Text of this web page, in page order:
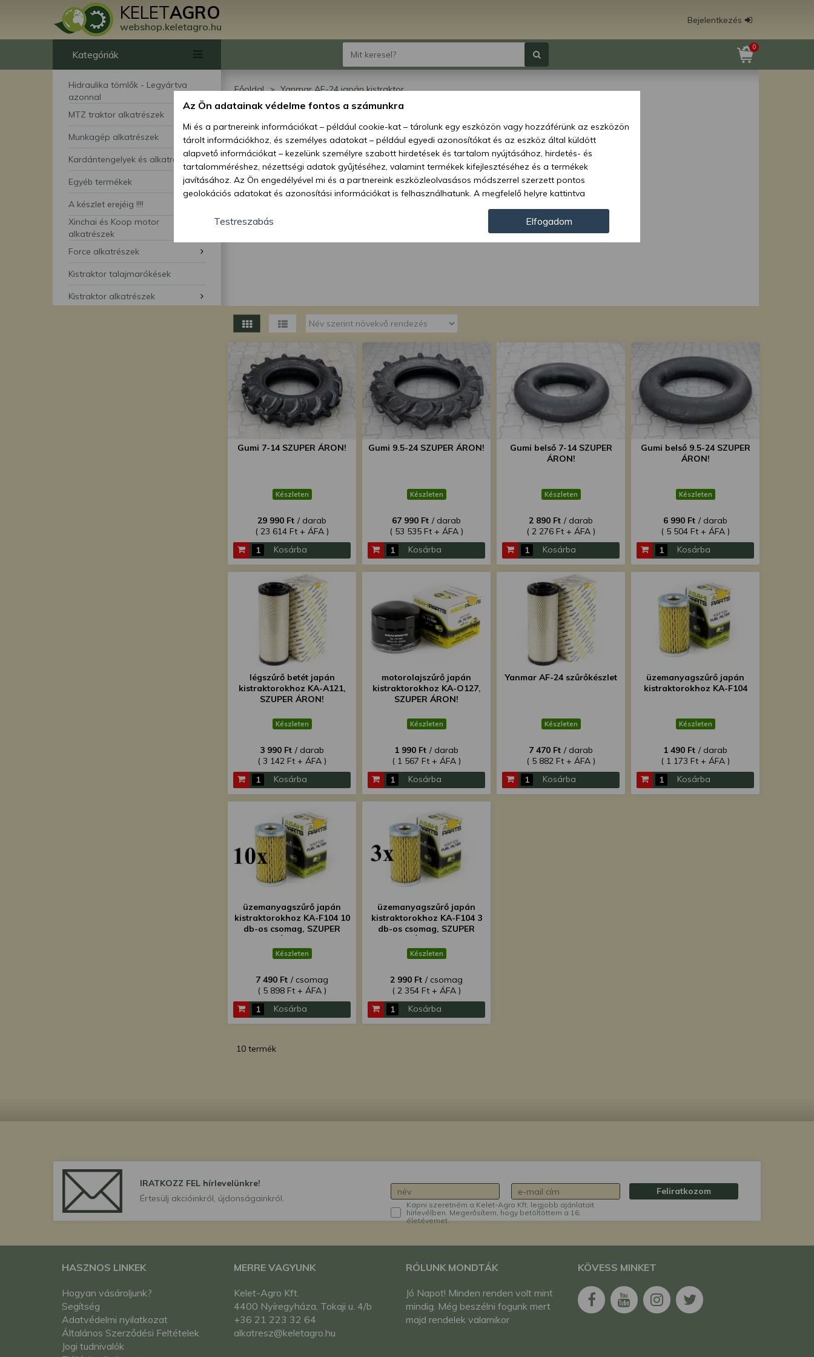
KELETAGRO
webshop.keletagro.hu
Bejelentkezés
Kategóriák
Hidraulika tömlők - Legyártva
azonnal
MTZ traktor alkatrészek
Munkagép alkatrészek
Kardántengelyek és alkatrészei
Egyéb termékek
A készlet erejéig !!!!
Xinchai és Koop motor
alkatrészek
Force alkatrészek
Kistraktor talajmarókések
Kistraktor alkatrészek
0
Főoldal Yanmar AF-24 japán kistraktor
Yanmar AF-24 japán
kistraktor
Gumi 7-14 SZUPER ÁRON!
Készleten
29 990 Ft / darab
( 23 614 Ft + ÁFA )
Kosárba
Gumi 9.5-24 SZUPER ÁRON!
Készleten
67 990 Ft / darab
( 53 535 Ft + ÁFA )
Kosárba
Gumi belső 7-14 SZUPER
ÁRON!
Készleten
2 890 Ft / darab
( 2 276 Ft + ÁFA )
Kosárba
Gumi belső 9.5-24 SZUPER
ÁRON!
Készleten
6 990 Ft / darab
( 5 504 Ft + ÁFA )
Kosárba
légszűrő betét japán
kistraktorokhoz KA-A121,
SZUPER ÁRON!
Készleten
3 990 Ft / darab
( 3 142 Ft + ÁFA )
Kosárba
motorolajszűrő japán
kistraktorokhoz KA-O127,
SZUPER ÁRON!
Készleten
1 990 Ft / darab
( 1 567 Ft + ÁFA )
Kosárba
Yanmar AF-24 szűrőkészlet
Készleten
7 470 Ft / darab
( 5 882 Ft + ÁFA )
Kosárba
üzemanyagszűrő japán
kistraktorokhoz KA-F104
Készleten
1 490 Ft / darab
( 1 173 Ft + ÁFA )
Kosárba
üzemanyagszűrő japán
kistraktorokhoz KA-F104 10
db-os csomag, SZUPER
ÁRON!
Készleten
7 490 Ft / csomag
( 5 898 Ft + ÁFA )
Kosárba
üzemanyagszűrő japán
kistraktorokhoz KA-F104 3
db-os csomag, SZUPER
ÁRON!
Készleten
2 990 Ft / csomag
( 2 354 Ft + ÁFA )
Kosárba
10 termék
IRATKOZZ FEL hírlevelünkre!
Értesülj akcióinkról, újdonságainkról.
Kapni szeretném a Kelet-Agro Kft. legjobb ajánlatait
hírlevélben. Megerősítem, hogy betöltöttem a 16.
életévemet.
Feliratkozom
HASZNOS LINKEK
Hogyan vásároljunk?
Segítség
Adatvédelmi nyilatkozat
Általános Szerződési Feltételek
Jogi tudnivalók
MERRE VAGYUNK
Kelet-Agro Kft.
4400 Nyíregyháza, Tokaji u. 4/b
+36 21 223 32 64
alkatresz@keletagro.hu
RÓLUNK MONDTÁK
Jó Napot! Minden renden volt mint
mindig. Még beszélni fogunk mert
majd rendelek valamikor
KÖVESS MINKET
Az Ön adatainak védelme fontos a számunkra
Mi és a partnereink információkat – például cookie-kat – tárolunk egy eszközön vagy hozzáférünk az eszközön
tárolt információkhoz, és személyes adatokat – például egyedi azonosítókat és az eszköz által küldött
alapvető információkat – kezelünk személyre szabott hirdetések és tartalom nyújtásához, hirdetés- és
tartalomméréshez, nézettségi adatok gyűjtéséhez, valamint termékek kifejlesztéséhez és a termékek
javításához. Az Ön engedélyével mi és a partnereink eszközleolvasásos módszerrel szerzett pontos
geolokációs adatokat és azonosítási információkat is felhasználhatunk. A megfelelő helyre kattintva
hozzájárulhat ahhoz, hogy mi és a partnereink a fent leírtak szerint adatkezelést végezzünk. Másik
lehetőségként a hozzájárulás megadása vagy elutasítása előtt részletesebb információkhoz juthat, és
megváltoztathatja beállításait. Felhívjuk figyelmét, hogy személyes adatainak bizonyos kezeléséhez nem
feltétlenül szükséges az Ön hozzájárulása, de jogában áll tiltakozni az ilyen jellegű adatkezelés ellen. A
Testreszabás Elfogadom